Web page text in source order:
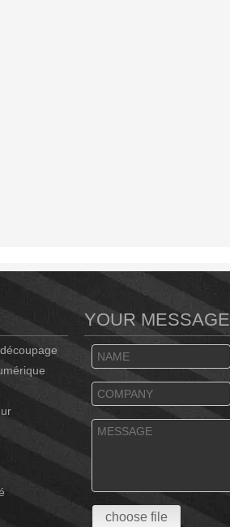
YOUR MESSAGE
choose file